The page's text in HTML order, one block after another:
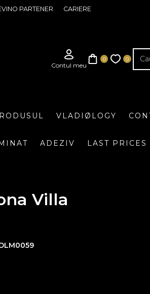
PARTENER CARIERE
VLADIØLOGY
ADEZIV LAST PRICES
Villa